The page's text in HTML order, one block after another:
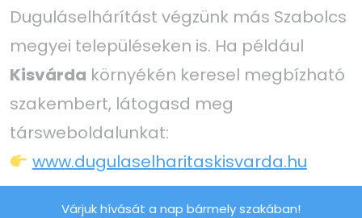
Duguláselhárítást végzünk más Szabolcs
megyei településeken is. Ha például
Kisvárda környékén keresel megbízható
szakembert, látogasd meg
társweboldalunkat:
www.dugulaselharitaskisvarda.hu
Várjuk hívását a nap bármely szakában!